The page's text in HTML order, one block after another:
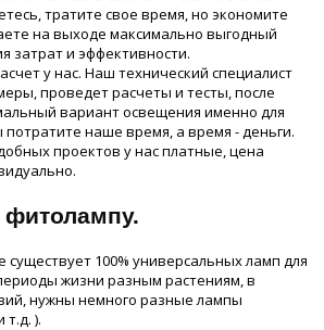
тратите свое время, но экономите
на выходе максимально выгодный
затрат и эффективности.
у нас. Наш технический специалист
проведет расчеты и тесты, после
вариант освещения именно для
потратите наше время, а время - деньги.
проектов у нас платные, цена
100% универсальных ламп для
жизни разным растениям, в
нужны немного разные лампы
).